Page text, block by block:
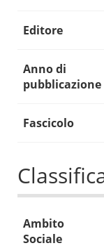
Editore
Anno di
pubblicazione
Fascicolo
Ambito
Sociale